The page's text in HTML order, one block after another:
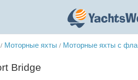
/ Моторные яхты / Моторные яхты с
Bridge